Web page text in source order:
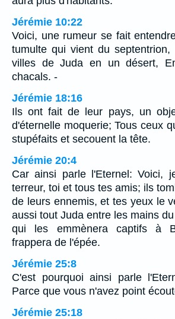
Jérémie 10:22
Voici, une rumeur se fait
tumulte qui vient du
villes de Juda en un désert,
chacals. -
Jérémie 18:16
Ils ont fait de leur pays, un
d'éternelle moquerie; Tous ceux
stupéfaits et secouent la tête.
Jérémie 20:4
Car ainsi parle l'Eternel: Voici,
terreur, toi et tous tes amis; ils
de leurs ennemis, et tes yeux le
aussi tout Juda entre les mains
qui les emmènera captifs à
frappera de l'épée.
Jérémie 25:8
C'est pourquoi ainsi parle
Parce que vous n'avez point
Jérémie 25:18